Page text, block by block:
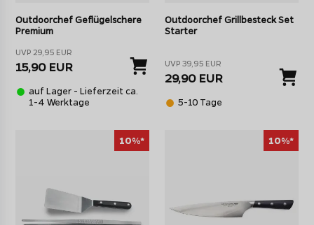
Outdoorchef Geflügelschere
Premium
UVP 29,95 EUR
15,90 EUR
auf Lager - Lieferzeit ca.
1-4 Werktage
Outdoorchef Grillbesteck Set
Starter
UVP 39,95 EUR
29,90 EUR
5-10 Tage
10%* 10%*